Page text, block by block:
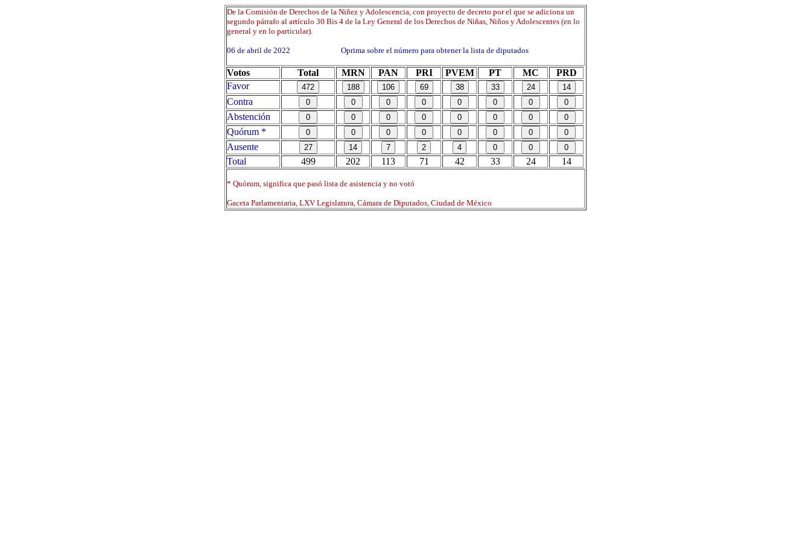
De la Comisión de Derechos de la Niñez y Adolescencia, con proyecto de decreto por el que se adiciona un
segundo párrafo al artículo 30 Bis 4 de la Ley General de los Derechos de Niñas, Niños y Adolescentes (en lo
general y en lo particular).
06 de abril de 2022 Oprima sobre el número para obtener la lista de diputados
Votos Total MRN PAN PRI PVEM PT MC
PRD
Favor
Contra
Abstención
Quórum *
Ausente
Total
499 202 113 71 42 33 24 14
* Quórum, significa que pasó lista de asistencia y no votó
Gaceta Parlamentaria, LXV Legislatura, Cámara de Diputados, Ciudad de México